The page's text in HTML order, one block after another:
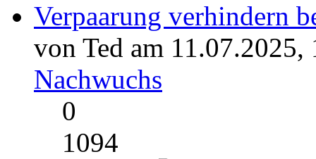
Verpaarung verhindern
von Ted am
Nachwuchs
0
1094